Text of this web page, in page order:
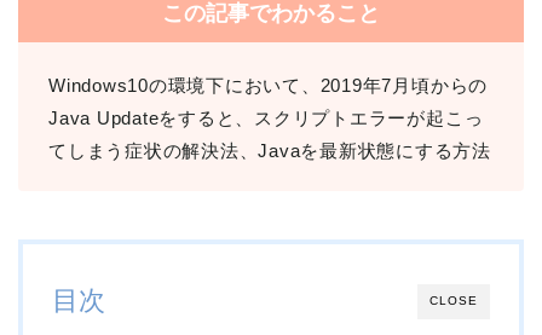
この記事でわかること
Windows10の環境下において、2019年7月頃からの
Java Updateをすると、スクリプトエラーが起こっ
てしまう症状の解決法、Javaを最新状態にする方法
CLOSE
目次